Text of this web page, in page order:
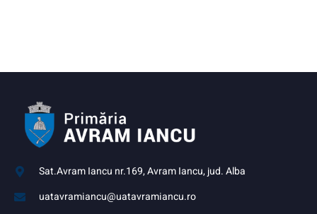
Sat.Avram Iancu nr.169, Avram Iancu, jud. Alba
uatavramiancu@uatavramiancu.ro